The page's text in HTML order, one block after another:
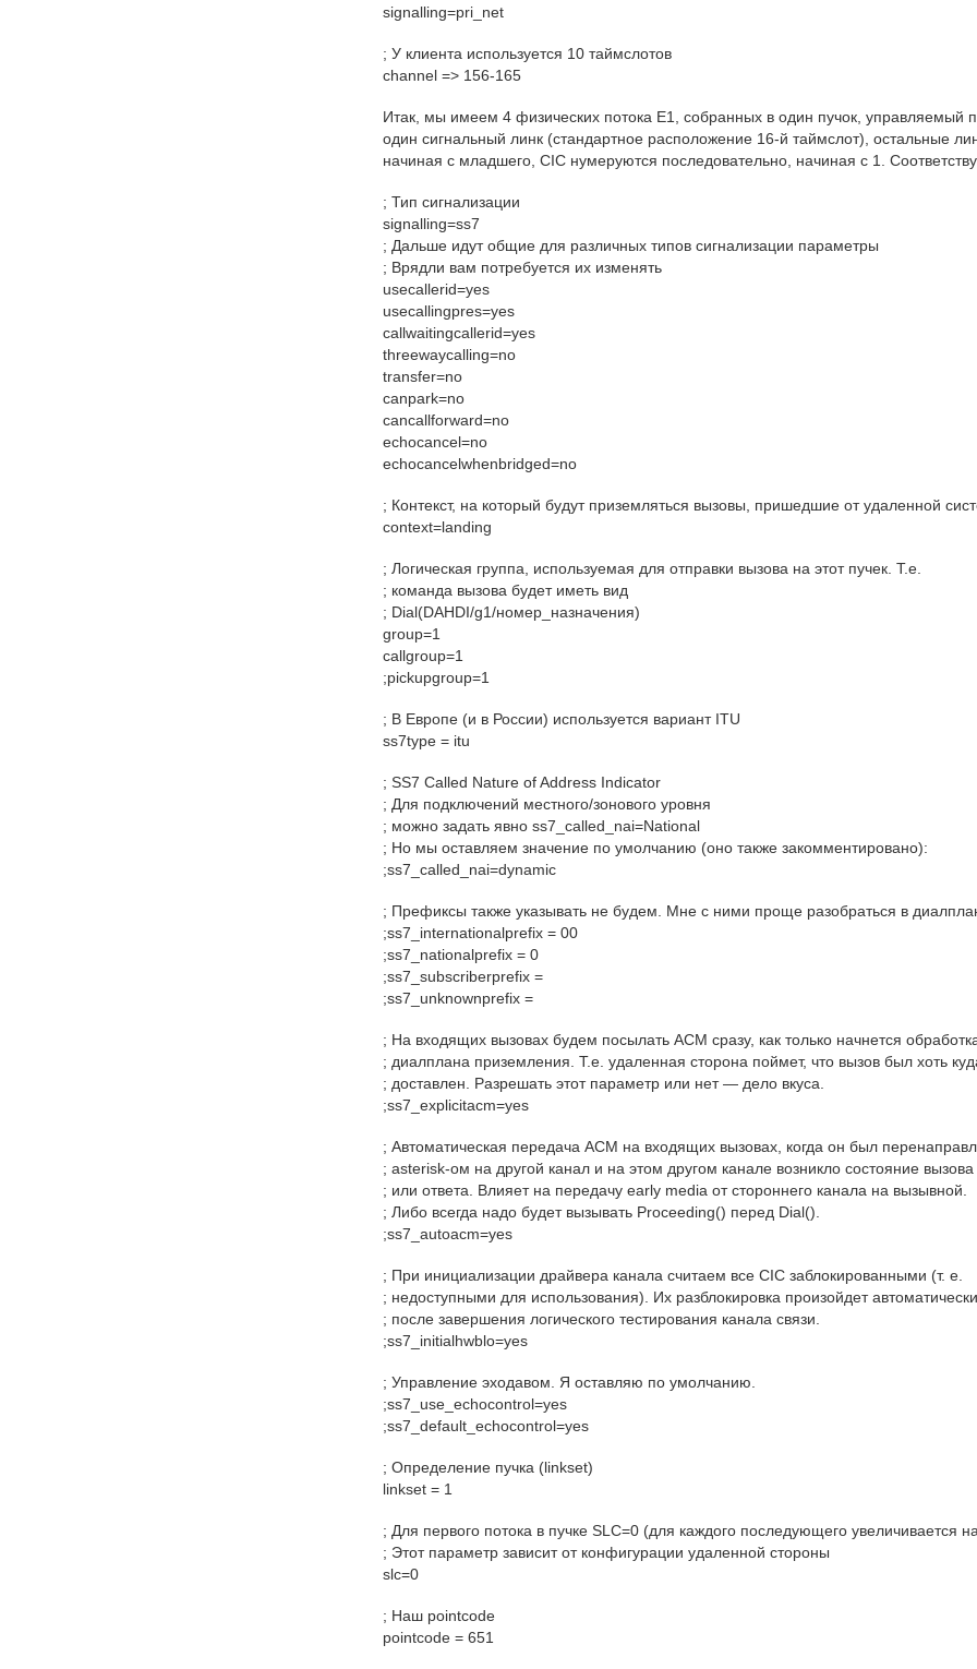
signalling=pri_net
; У клиента используется 10 таймслотов
channel => 156-165
Итак, мы имеем 4 физических потока E1, собранных в один пучок, управляемый
один сигнальный линк (стандартное расположение 16-й таймслот), остальные
начиная с младшего, CIC нумеруются последовательно, начиная с 1.
; Тип сигнализации
signalling=ss7
; Дальше идут общие для различных типов сигнализации параметры
; Врядли вам потребуется их изменять
usecallerid=yes
usecallingpres=yes
callwaitingcallerid=yes
threewaycalling=no
transfer=no
canpark=no
cancallforward=no
echocancel=no
echocancelwhenbridged=no
; Контекст, на который будут приземляться вызовы, пришедшие от удаленной
context=landing
; Логическая группа, используемая для отправки вызова на этот пучек. Т.е.
; команда вызова будет иметь вид
; Dial(DAHDI/g1/номер_назначения)
group=1
callgroup=1
;pickupgroup=1
; В Европе (и в России) используется вариант ITU
ss7type = itu
; SS7 Called Nature of Address Indicator
; Для подключений местного/зонового уровня
; можно задать явно ss7_called_nai=National
; Но мы оставляем значение по умолчанию (оно также закомментировано):
;ss7_called_nai=dynamic
; Префиксы также указывать не будем. Мне с ними проще разобраться в
;ss7_internationalprefix = 00
;ss7_nationalprefix = 0
;ss7_subscriberprefix =
;ss7_unknownprefix =
; На входящих вызовах будем посылать ACM сразу, как только начнется
; диалплана приземления. Т.е. удаленная сторона поймет, что вызов был хоть
; доставлен. Разрешать этот параметр или нет — дело вкуса.
;ss7_explicitacm=yes
; Автоматическая передача ACM на входящих вызовах, когда он был
; asterisk-ом на другой канал и на этом другом канале возникло состояние вызова
; или ответа. Влияет на передачу early media от стороннего канала на вызывной.
; Либо всегда надо будет вызывать Proceeding() перед Dial().
;ss7_autoacm=yes
; При инициализации драйвера канала считаем все CIC заблокированными (т. е.
; недоступными для использования). Их разблокировка произойдет автоматически
; после завершения логического тестирования канала связи.
;ss7_initialhwblo=yes
; Управление эходавом. Я оставляю по умолчанию.
;ss7_use_echocontrol=yes
;ss7_default_echocontrol=yes
; Определение пучка (linkset)
linkset = 1
; Для первого потока в пучке SLC=0 (для каждого последующего увеличивается
; Этот параметр зависит от конфигурации удаленной стороны
slc=0
; Наш pointcode
pointcode = 651